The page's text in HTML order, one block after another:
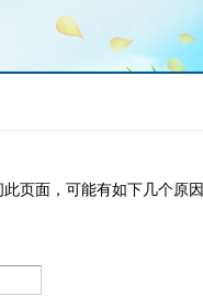
页面，可能有如下几个原因